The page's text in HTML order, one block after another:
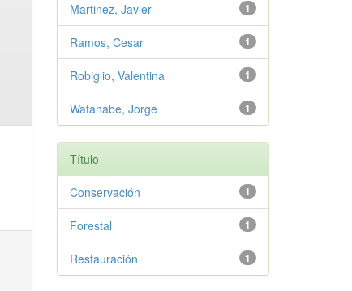
1
Martinez, Javier
1
Ramos, Cesar
1
Robiglio, Valentina
1
Watanabe, Jorge
Título
1
Conservación
1
Forestal
1
Restauración